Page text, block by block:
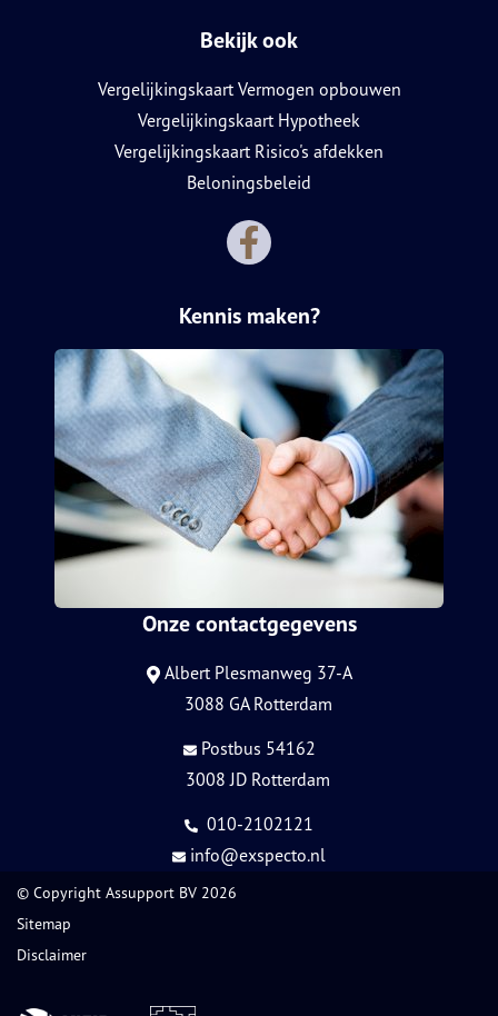
Bekijk ook
Vergelijkingskaart Vermogen opbouwen
Vergelijkingskaart Hypotheek
Vergelijkingskaart Risico's afdekken
Beloningsbeleid
Kennis maken?
Onze contactgegevens
Albert Plesmanweg 37-A
3088 GA Rotterdam
Postbus 54162
3008 JD Rotterdam
010-2102121
info@exspecto.nl
© Copyright Assupport BV 2026
Sitemap
Disclaimer